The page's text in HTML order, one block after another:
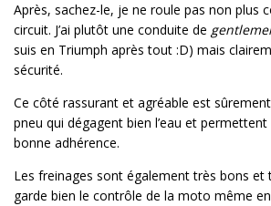
Après, sachez-le, je ne roule pas non plus
circuit. J’ai plutôt une conduite de
suis en Triumph après tout :D) mais
sécurité.
Ce côté rassurant et agréable est
pneu qui dégagent bien l’eau et
bonne adhérence.
Les freinages sont également très bons et
garde bien le contrôle de la moto même